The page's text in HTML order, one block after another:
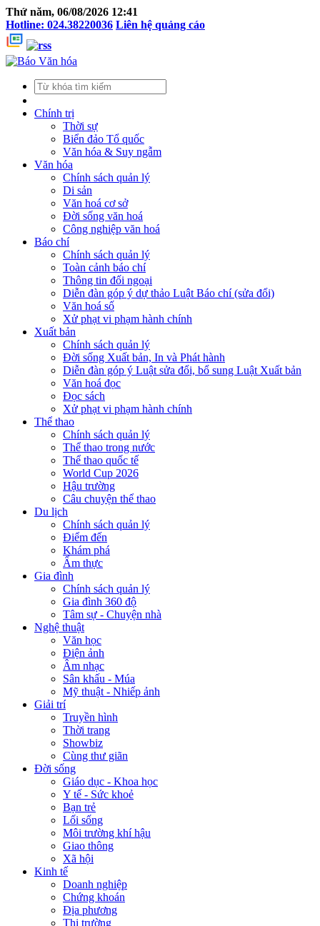
Thứ năm, 06/08/2026 12:41
Hotline: 024.38220036 Liên hệ quảng cáo
Chính trị
Thời sự
Biển đảo Tổ quốc
Văn hóa & Suy ngẫm
Văn hóa
Chính sách quản lý
Di sản
Văn hoá cơ sở
Đời sống văn hoá
Công nghiệp văn hoá
Báo chí
Chính sách quản lý
Toàn cảnh báo chí
Thông tin đối ngoại
Diễn đàn góp ý dự thảo Luật Báo chí (sửa đổi)
Văn hoá số
Xử phạt vi phạm hành chính
Xuất bản
Chính sách quản lý
Đời sống Xuất bản, In và Phát hành
Diễn đàn góp ý Luật sửa đổi, bổ sung Luật Xuất bản
Văn hoá đọc
Đọc sách
Xử phạt vi phạm hành chính
Thể thao
Chính sách quản lý
Thể thao trong nước
Thể thao quốc tế
World Cup 2026
Hậu trường
Câu chuyện thể thao
Du lịch
Chính sách quản lý
Điểm đến
Khám phá
Ẩm thực
Gia đình
Chính sách quản lý
Gia đình 360 độ
Tâm sự - Chuyện nhà
Nghệ thuật
Văn học
Điện ảnh
Âm nhạc
Sân khấu - Múa
Mỹ thuật - Nhiếp ảnh
Giải trí
Truyền hình
Thời trang
Showbiz
Cùng thư giãn
Đời sống
Giáo dục - Khoa học
Y tế - Sức khoẻ
Bạn trẻ
Lối sống
Môi trường khí hậu
Giao thông
Xã hội
Kinh tế
Doanh nghiệp
Chứng khoán
Địa phương
Thị trường